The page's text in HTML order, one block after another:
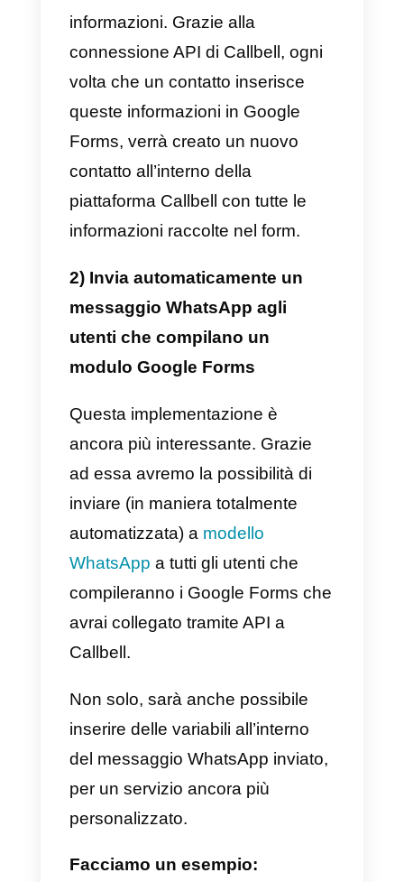
integrareAPI di WhatsApp
Business
2) Creare un accountGoogle
Forms.
Fatto ciò, puoi iniziare a utilizzare
Callbellper connettere il tuo
account WhatsApp aziendale a
Google Forms in base alle tue
Ecco alcuni esempi interessanti
come trarre vantaggio da questa
integrazione e migliorare i
processi aziendali.
1) Genera contatti WhatsApp
utilizzando Google Forms
Con questa implementazione
sarà possibile sincronizzare
automaticamente i contatti
generati in Google Forms con
Callbell.